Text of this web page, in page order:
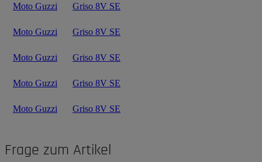
Moto Guzzi Griso 8V SE
Moto Guzzi Griso 8V SE
Moto Guzzi Griso 8V SE
Moto Guzzi Griso 8V SE
Moto Guzzi Griso 8V SE
Frage zum Artikel